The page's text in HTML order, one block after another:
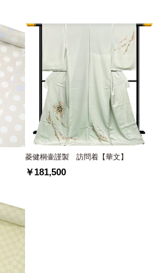
菱健桐壷謹製 訪問着【華文】
￥181,500